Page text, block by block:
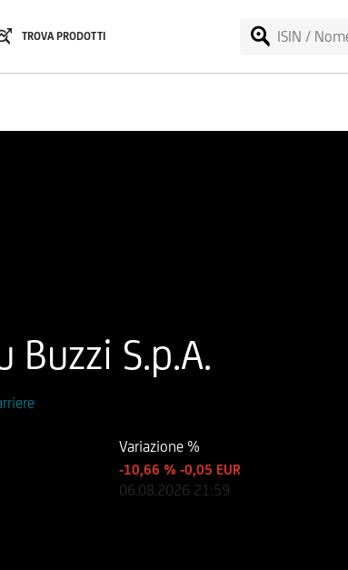
TROVA PRODOTTI
Buzzi S.p.A.
Variazione %
-10,66 % -0,05 EUR
06.08.2026 21:59